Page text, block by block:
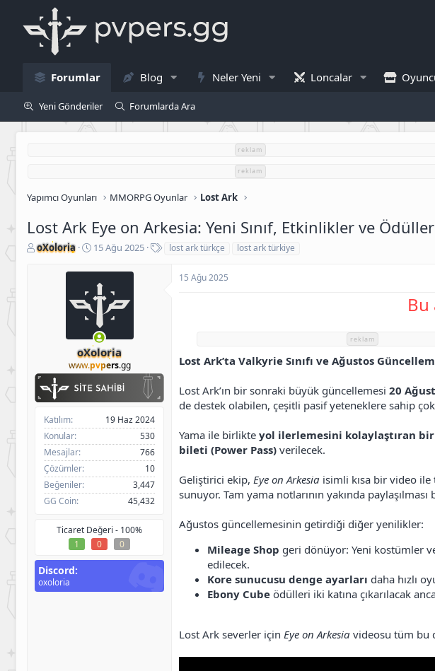
Forumlar Blog Neler Yeni Loncalar
Yeni Gönderiler Forumlarda Ara
reklam
reklam
Yapımcı Oyunları MMORPG Oyunlar Lost Ark
Lost Ark Eye on Arkesia: Yeni Sınıf, Etkinlikler ve Ödüller
K
oXoloria
B
ş
a
n
g
ı
ç
t
a
i
i
15 Ağu 2025 lost ark türkçe lost ark türkiye
oXoloria
www.pvpers.gg
Katılım
19 Haz 2024
Konular
530
Mesajlar
766
Çözümler
10
Beğeniler
3,447
GG Coin
45,432
Ticaret Değeri - 100%
1
0 0
Discord
oxoloria
15 Ağu 2025
Bu
reklam
Lost Ark’ta Valkyrie Sınıfı ve Ağustos
Lost Ark’ın bir sonraki büyük güncellemesi 20
de destek olabilen, çeşitli pasif yeteneklere sahip
Yama ile birlikte yol ilerlemesini kolaylaştıran
bileti (Power Pass) verilecek.
Geliştirici ekip, Eye on Arkesia isimli kısa bir video
sunuyor. Tam yama notlarının yakında paylaşılması
Ağustos güncellemesinin getirdiği diğer yenilikler:
Mileage Shop geri dönüyor: Yeni kostümler
edilecek.
Kore sunucusu denge ayarları daha hızlı
Ebony Cube ödülleri iki katına çıkarılacak
Lost Ark severler için Eye on Arkesia videosu tüm bu